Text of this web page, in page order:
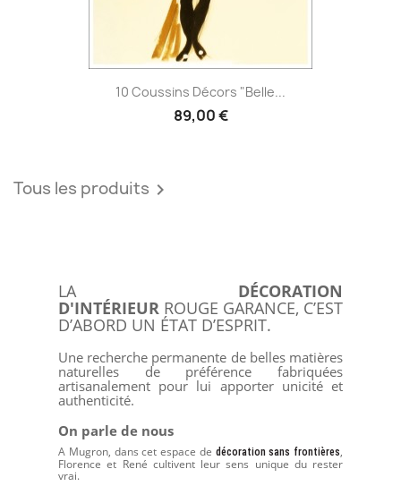
10 Coussins Décors "Belle...
89,00 €
Tous les produits 
LA DÉCORATION
D'INTÉRIEUR ROUGE GARANCE, C’EST
D’ABORD UN ÉTAT D’ESPRIT.
Une recherche permanente de belles matières
naturelles de préférence fabriquées
artisanalement pour lui apporter unicité et
authenticité.
On parle de nous
A Mugron, dans cet espace de décoration sans frontières,
Florence et René cultivent leur sens unique du rester
vrai.